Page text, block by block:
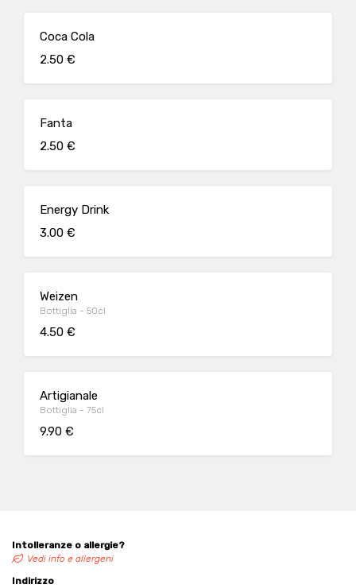
Coca Cola
2.50 €
Fanta
2.50 €
Energy Drink
3.00 €
Weizen
Bottiglia - 50cl
4.50 €
Artigianale
Bottiglia - 75cl
9.90 €
Intolleranze o allergie?
Vedi info e allergeni
Indirizzo